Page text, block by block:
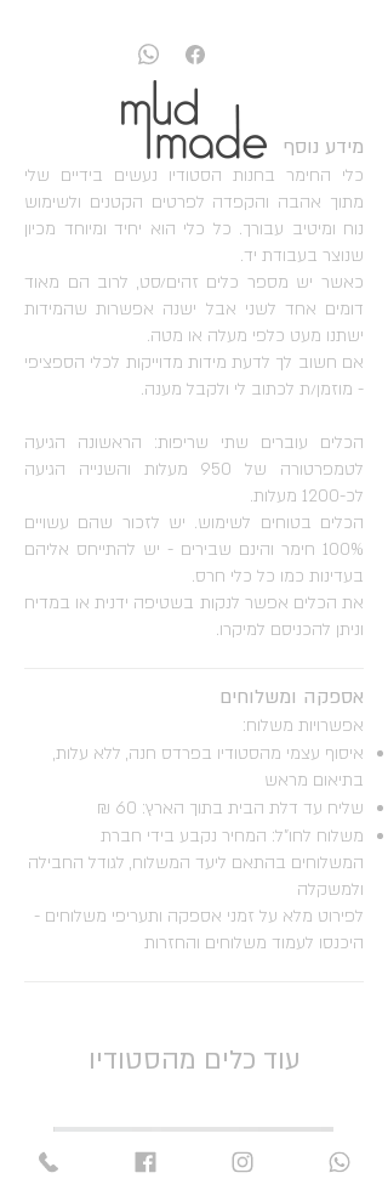
הכלי אינו יכול להכיל נוזלים.
קוטר: 3.5 ס"מ
משקל: 156 גר'
מעט מחורר ולכן לא מתאים למים (צמח חי)
מידע נוסף
כלי החימר בחנות הסטודיו נעשים בידיים שלי
מתוך אהבה והקפדה לפרטים הקטנים ולשימוש
נוח ומיטיב עבורך. כל כלי הוא יחיד ומיוחד מכיון
שנוצר בעבודת יד.
כאשר יש מספר כלים זהים/סט, לרוב הם מאוד
דומים אחד לשני אבל ישנה אפשרות שהמידות
ישתנו מעט כלפי מעלה או מטה.
אם חשוב לך לדעת מידות מדוייקות לכלי הספציפי
- מוזמן/ת לכתוב לי ולקבל מענה.
הכלים עוברים שתי שריפות: הראשונה הגיעה
לטמפרטורה של 950 מעלות והשנייה הגיעה
לכ-1200 מעלות.
הכלים בטוחים לשימוש. יש לזכור שהם עשויים
100% חימר והינם שבירים - יש להתייחס אליהם
בעדינות כמו כל כלי חרס.
את הכלים אפשר לנקות בשטיפה ידנית או במדיח
וניתן להכניסם למיקרו.
אספקה ומשלוחים
אפשרויות משלוח:
איסוף עצמי מהסטודיו בפרדס חנה, ללא עלות,
בתיאום מראש
שליח עד דלת הבית בתוך הארץ: 60 ₪
משלוח לחו"ל: המחיר נקבע בידי חברת
המשלוחים בהתאם ליעד המשלוח, לגודל החבילה
ולמשקלה
לפירוט מלא על זמני אספקה ותעריפי משלוחים -
היכנסו לעמוד משלוחים והחזרות
עוד כלים מהסטודיו